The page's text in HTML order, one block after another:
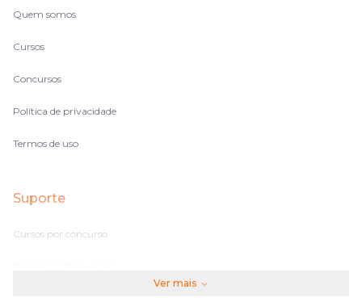
Quem somos
Cursos
Concursos
Política de privacidade
Termos de uso
Suporte
Cursos por concurso
Ver mais